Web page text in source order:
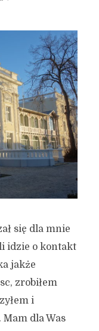
się dla mnie
idzie o kontakt
jakże
zrobiłem
i
dla Was